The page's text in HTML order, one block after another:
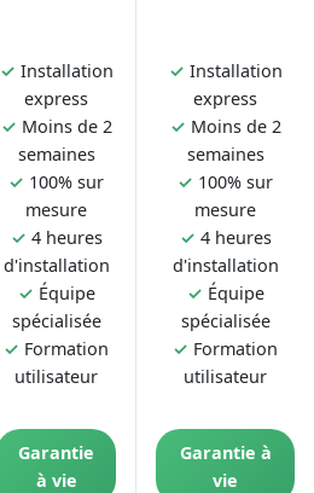
✓ Installation
express
✓ Moins de 2
semaines
✓ 100% sur
mesure
✓ 4 heures
d'installation
✓ Équipe
spécialisée
✓ Formation
utilisateur
✓ Installation
express
✓ Moins de 2
semaines
✓ 100% sur
mesure
✓ 4 heures
d'installation
✓ Équipe
spécialisée
✓ Formation
utilisateur
Garantie
à vie
Garantie à
vie